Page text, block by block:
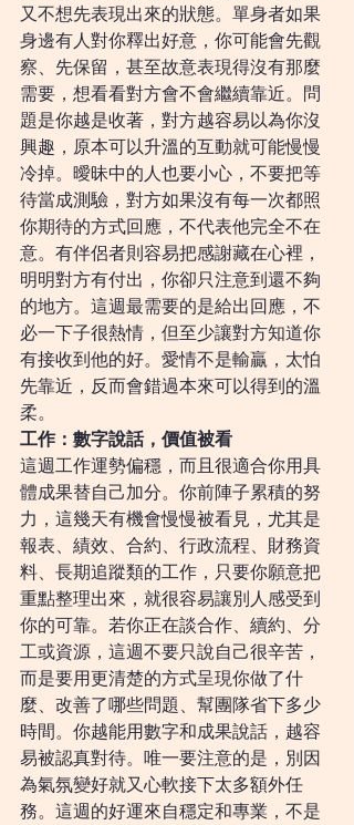
又不想先表現出來的狀態。單身者如果
身邊有人對你釋出好意，你可能會先觀
察、先保留，甚至故意表現得沒有那麼
需要，想看看對方會不會繼續靠近。問
題是你越是收著，對方越容易以為你沒
興趣，原本可以升溫的互動就可能慢慢
冷掉。曖昧中的人也要小心，不要把等
待當成測驗，對方如果沒有每一次都照
你期待的方式回應，不代表他完全不在
意。有伴侶者則容易把感謝藏在心裡，
明明對方有付出，你卻只注意到還不夠
的地方。這週最需要的是給出回應，不
必一下子很熱情，但至少讓對方知道你
有接收到他的好。愛情不是輸贏，太怕
先靠近，反而會錯過本來可以得到的溫
柔。
工作：數字說話，價值被看
這週工作運勢偏穩，而且很適合你用具
體成果替自己加分。你前陣子累積的努
力，這幾天有機會慢慢被看見，尤其是
報表、績效、合約、行政流程、財務資
料、長期追蹤類的工作，只要你願意把
重點整理出來，就很容易讓別人感受到
你的可靠。若你正在談合作、續約、分
工或資源，這週不要只說自己很辛苦，
而是要用更清楚的方式呈現你做了什
麼、改善了哪些問題、幫團隊省下多少
時間。你越能用數字和成果說話，越容
易被認真對待。唯一要注意的是，別因
為氣氛變好就又心軟接下太多額外任
務。這週的好運來自穩定和專業，不是